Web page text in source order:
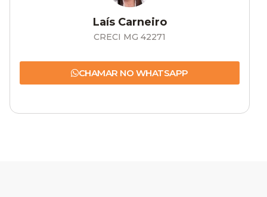
Laís Carneiro
CRECI MG 42271
CHAMAR NO WHATSAPP